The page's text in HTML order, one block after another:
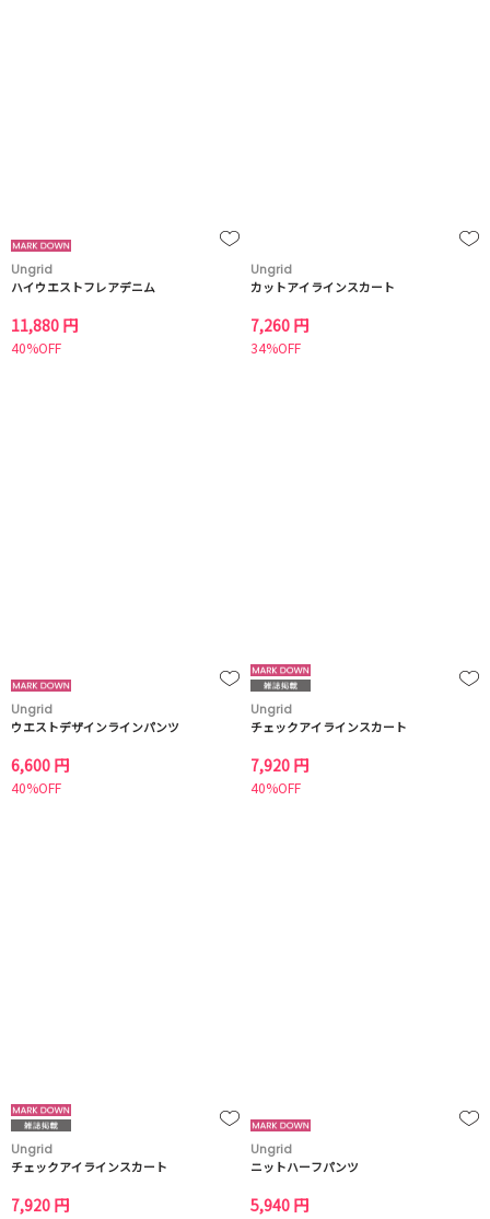
Ungrid
ハイウエストフレアデニム
11,880 円
40%OFF
Ungrid
カットアイラインスカート
7,260 円
34%OFF
Ungrid
ウエストデザインラインパンツ
6,600 円
40%OFF
Ungrid
チェックアイラインスカート
7,920 円
40%OFF
Ungrid
チェックアイラインスカート
7,920 円
Ungrid
ニットハーフパンツ
5,940 円